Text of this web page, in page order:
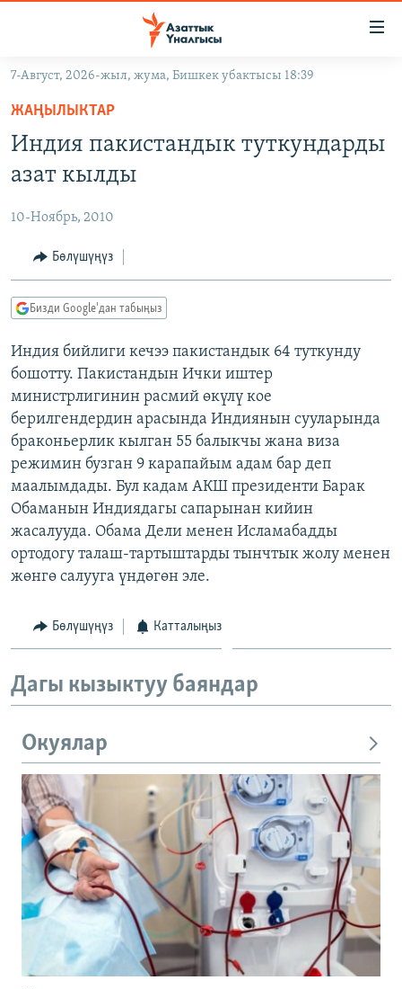
Навигацияга
өтүңүз
Издөөгө
салыңыз
ЭКОНОМИКА
МАДАНИЯТ
ДҮЙНӨ
БОРБОР АЗИЯ
АТАЙЫН ИЛИКТӨӨ
ТВ ПРОГРАММАЛАР
ЭКСПЕРТТЕР ТАЛДАЙТ
БИЗ ЖАНА ДҮЙНӨ
ДАНИСТЕ
ЭЖЕ-СИҢДИЛЕР
АЗАТТЫК+
ЫҢГАЙСЫЗ СУРООЛОР
ӨЗГӨЧӨ ПИКИР
Русский
ОНЛАЙН ШЕРИНЕ
ЭЕ/АРнун бардык сайттары
7-Август, 2026-жыл, жума, Бишкек убактысы 18:39
ЖАҢЫЛЫКТАР
Индия пакистандык туткундарды
азат кылды
10-Ноябрь, 2010
Бөлүшүңүз
Бизди Google'дан табыңыз
Индия бийлиги кечээ пакистандык 64 туткунду
бошотту. Пакистандын Ички иштер
министрлигинин расмий өкүлү кое
берилгендердин арасында Индиянын сууларында
браконьерлик кылган 55 балыкчы жана виза
режимин бузган 9 карапайым адам бар деп
маалымдады. Бул кадам АКШ президенти Барак
Обаманын Индиядагы сапарынан кийин
жасалууда. Обама Дели менен Исламабадды
ортодогу талаш-тартыштарды тынчтык жолу менен
жөнгө салууга үндөгөн эле.
Бөлүшүңүз Катталыңыз
Дагы кызыктуу баяндар
Окуялар